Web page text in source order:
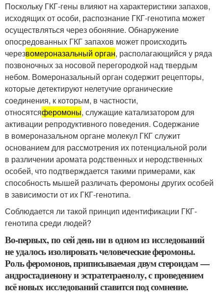
Поскольку ГКГ-гены влияют на характеристики запахов,
исходящих от особи, распознание ГКГ-генотипа может
осуществляться через обоняние. Обнаружение
опосредованных ГКГ запахов может происходить
черезвомероназальный орган, располагающийся у ряда
позвоночных за носовой перегородкой над твердым
небом. Вомероназальный орган содержит рецепторы,
которые детектируют нелетучие органические
соединения, к которым, в частности,
относятсяферомоны, служащие катализатором для
активации репродуктивного поведения. Содержание
в вомероназальном органе молекул ГКГ служит
основанием для рассмотрения их потенциальной роли
в различении аромата родственных и неродственных
особей, что подтверждается такими примерами, как
способность мышей различать феромоны других особей
в зависимости от их ГКГ-генотипа.
Соблюдается ли такой принцип идентификации ГКГ-
генотипа среди людей?
Во-первых, по сей день ни в одном из исследований
не удалось изолировать человеческие феромоны.
Роль феромонов, приписываемая двум стероидам —
андростадиенону и эстратетраенолу, с проведением
всё новых исследований ставится под сомнение.